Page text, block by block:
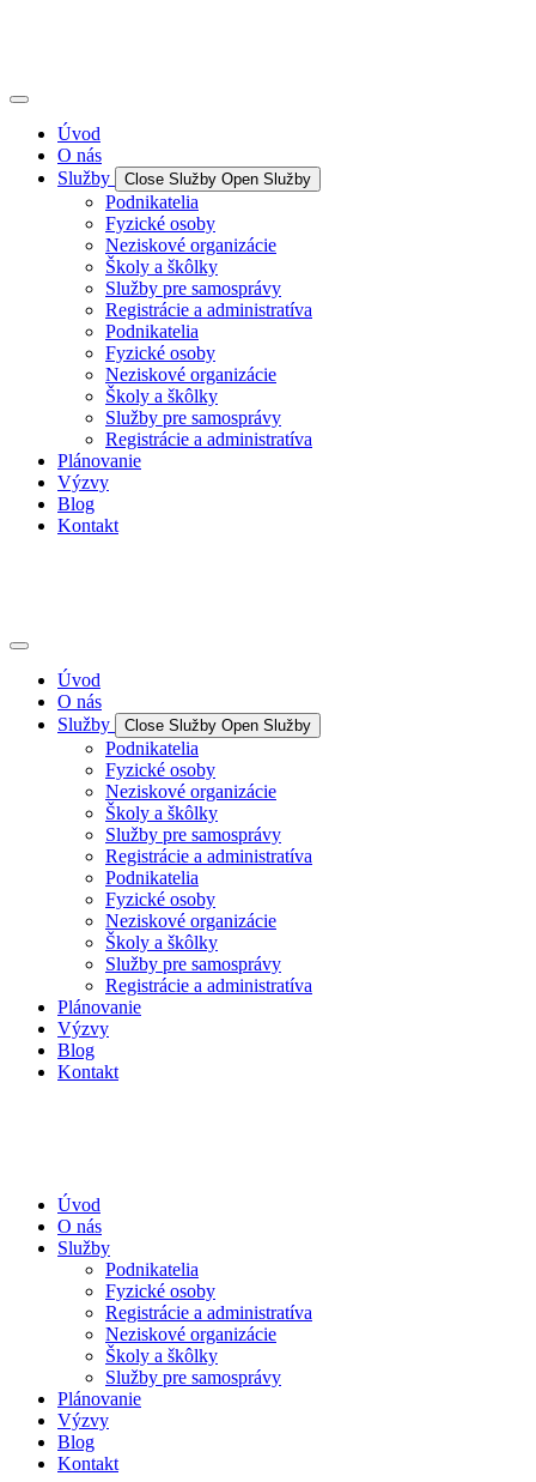
Úvod
O nás
Služby
Close Služby Open Služby
Podnikatelia
Fyzické osoby
Neziskové organizácie
Školy a škôlky
Služby pre samosprávy
Registrácie a administratíva
Podnikatelia
Fyzické osoby
Neziskové organizácie
Školy a škôlky
Služby pre samosprávy
Registrácie a administratíva
Plánovanie
Výzvy
Blog
Kontakt
Úvod
O nás
Služby
Close Služby Open Služby
Podnikatelia
Fyzické osoby
Neziskové organizácie
Školy a škôlky
Služby pre samosprávy
Registrácie a administratíva
Podnikatelia
Fyzické osoby
Neziskové organizácie
Školy a škôlky
Služby pre samosprávy
Registrácie a administratíva
Plánovanie
Výzvy
Blog
Kontakt
Úvod
O nás
Služby
Podnikatelia
Fyzické osoby
Registrácie a administratíva
Neziskové organizácie
Školy a škôlky
Služby pre samosprávy
Plánovanie
Výzvy
Blog
Kontakt